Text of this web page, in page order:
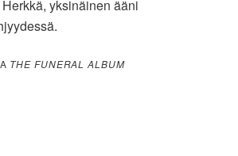
yksinäinen ääni
THE FUNERAL ALBUM